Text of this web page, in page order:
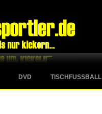
DVD TISCHFUSSBALL